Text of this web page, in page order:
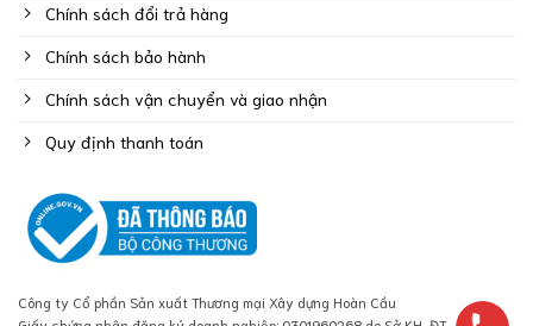
Chính sách đổi trả hàng
Chính sách bảo hành
Chính sách vận chuyển và giao nhận
Quy định thanh toán
Công ty Cổ phần Sản xuất Thương mại Xây dựng Hoàn Cầu